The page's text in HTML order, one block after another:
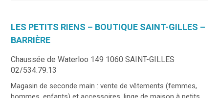
LES PETITS RIENS – BOUTIQUE SAINT-GILLES –
BARRIÈRE
Chaussée de Waterloo 149 1060 SAINT-GILLES
02/534.79.13
Magasin de seconde main : vente de vêtements (femmes,